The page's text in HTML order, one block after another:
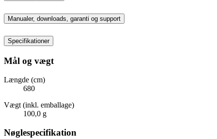
Manualer, downloads, garanti og support
Specifikationer
Mål og vægt
Længde (cm)
680
Vægt (inkl. emballage)
100,0 g
Nøglespecifikation